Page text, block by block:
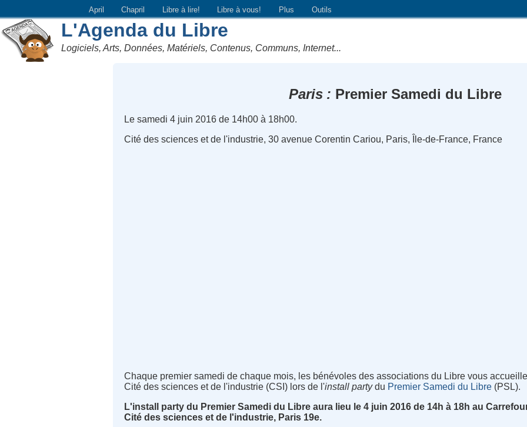
April Chapril Libre à lire! Libre à vous! Plus Outils
L'Agenda du Libre
Logiciels, Arts, Données, Matériels, Contenus, Communs, Internet...
Paris Premier Samedi du Libre
Le samedi 4 juin 2016 de 14h00 à 18h00.
Cité des sciences et de l'industrie, 30 avenue Corentin Cariou, Paris, Île-de-France, France
Chaque premier samedi de chaque mois, les bénévoles des associations du Libre vous
Cité des sciences et de l'industrie (CSI) lors de l'install partydu Premier Samedi du Libre (PSL).
L'install party du Premier Samedi du Libre aura lieu le 4 juin 2016 de 14h à 18h au
Cité des sciences et de l'industrie, Paris 19e.